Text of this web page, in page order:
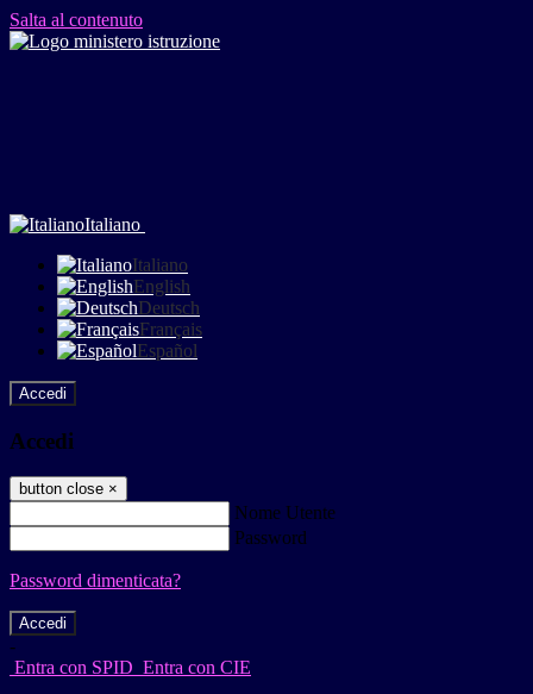
Salta al contenuto
Italiano
Italiano
English
Deutsch
Français
Español
Accedi
Accedi
button close ×
Nome Utente
Password
Password dimenticata?
-
Entra con SPID Entra con CIE